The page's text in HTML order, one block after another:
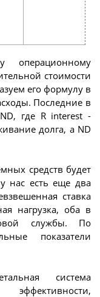
операционному
стоимости
его формулу в
Последние в
где R interest -
долга, a ND
средств будет
нас есть еще два
ставка
нагрузка, оба в
службы. По
показатели
система
эффективности,